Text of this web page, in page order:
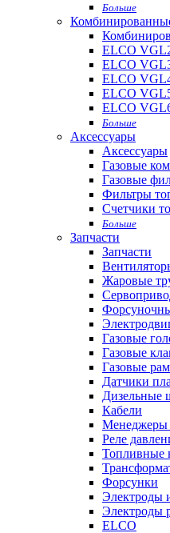
Больше
ELCO
ELCO
ELCO
ELCO
ELCO
Больше
Аксессуары
Аксессуары
Газовые
Газовые
Фильтры
Счетчики
Больше
Запчасти
Запчасти
Жаровые
Газовые
Газовые
Газовые
Датчики
Дизельные
Кабели
Менеджеры
Реле
Топливные
Форсунки
Электроды
Электроды
ELCO